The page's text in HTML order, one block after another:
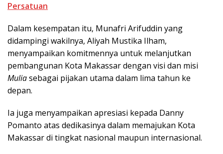
Persatuan
Dalam kesempatan itu, Munafri Arifuddin yang
didampingi wakilnya, Aliyah Mustika Ilham,
menyampaikan komitmennya untuk melanjutkan
pembangunan Kota Makassar dengan visi dan misi
Muliasebagai pijakan utama dalam lima tahun ke
depan.
Ia juga menyampaikan apresiasi kepada Danny
Pomanto atas dedikasinya dalam memajukan Kota
Makassar di tingkat nasional maupun internasional.